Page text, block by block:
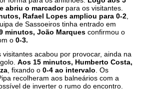
abriu o marcadorpara os visitantes.
Rafael Lopes ampliou para 0-2
de Sassoeiros tinha entrado em
minutos, João Marques confirmou o
o 0-3.
visitantes acabou por provocar, ainda na
Aos 15 minutos, Humberto Costa,
, fixando o 0-4 ao intervalo . Os
recolheram aos balneários com a
de inverter o rumo do encontro.